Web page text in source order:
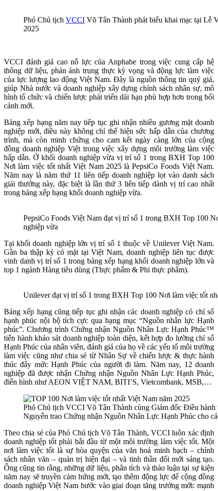
Phó Chủ tịch VCCI Võ Tân Thành phát biểu khai mạc tại Lễ
2025
VCCI đánh giá cao nỗ lực của Anphabe trong việc cung cấp hệ
thống dữ liệu, phản ánh trung thực kỳ vọng và động lực làm việc
của lực lượng lao động Việt Nam. Đây là nguồn thông tin quý giá,
giúp Nhà nước và doanh nghiệp xây dựng chính sách nhân sự, mô
hình tổ chức và chiến lược phát triển dài hạn phù hợp hơn trong bối
cảnh mới.
Bảng xếp hạng năm nay tiếp tục ghi nhận nhiều gương mặt doanh
nghiệp mới, điều này không chỉ thể hiện sức hấp dẫn của chương
trình, mà còn minh chứng cho cam kết ngày càng lớn của cộng
đồng doanh nghiệp Việt trong việc xây dựng môi trường làm việc
hấp dẫn. Ở khối doanh nghiệp vừa vị trí số 1 trong BXH Top 100
Nơi làm việc tốt nhất Việt Nam 2025 là PepsiCo Foods Việt Nam.
Năm nay là năm thứ 11 liên tiếp doanh nghiệp lọt vào danh sách
giải thưởng này, đặc biệt là lần thứ 3 liên tiếp dành vị trí cao nhất
trong bảng xếp hạng khối doanh nghiệp vừa.
PepsiCo Foods Việt Nam đạt vị trí số 1 trong BXH Top 100
nghiệp vừa
Tại khối doanh nghiệp lớn vị trí số 1 thuộc về Unilever Việt Nam.
Gần ba thập kỷ có mặt tại Việt Nam, doanh nghiệp liên tục được
vinh danh vị trí số 1 trong bảng xếp hạng khối doanh nghiệp lớn và
top 1 ngành Hàng tiêu dùng (Thực phẩm & Phi thực phẩm).
Unilever đạt vị trí số 1 trong BXH Top 100 Nơi làm việc tốt
Bảng xếp hạng cũng tiếp tục ghi nhận các doanh nghiệp có chỉ số
hạnh phúc nội bộ tích cực qua hạng mục “Nguồn nhân lực Hạnh
phúc”. Chương trình Chứng nhận Nguồn Nhân Lực Hạnh Phúc™
tiến hành khảo sát doanh nghiệp toàn diện, kết hợp đo lường chỉ số
Hạnh Phúc của nhân viên, đánh giá của họ về các yếu tố môi trường
làm việc cũng như chia sẻ từ Nhân Sự về chiến lược & thực hành
thúc đẩy mức Hạnh Phúc của người đi làm. Năm nay, 12 doanh
nghiệp đã được nhận Chứng nhận Nguồn Nhân Lực Hạnh Phúc,
điển hình như AEON VIỆT NAM, BITI’S, Vietcombank, MSB,…
Phó Chủ tịch VCCI Võ Tân Thành cùng Giám đốc Điều hành
Nguyễn trao Chứng nhận Nguồn Nhân Lực Hạnh Phúc cho
Theo chia sẻ của Phó Chủ tịch Võ Tân Thành, VCCI luôn xác định
doanh nghiệp tốt phải bắt đầu từ một môi trường làm việc tốt. Một
nơi làm việc tốt là sự hòa quyện của văn hoá minh bạch – chính
sách nhân văn – quản trị hiện đại – và tinh thần đổi mới sáng tạo.
Ông cũng tin rằng, những dữ liệu, phân tích và thảo luận tại sự kiện
năm nay sẽ truyền cảm hứng mới, tạo thêm động lực để cộng đồng
doanh nghiệp Việt Nam bước vào giai đoạn tăng trưởng mới: mạnh